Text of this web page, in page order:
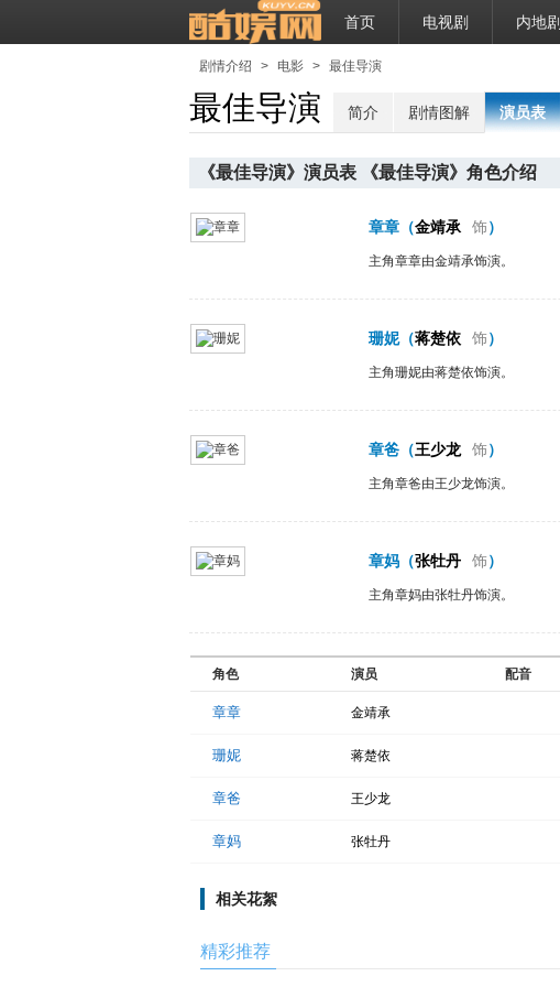
首页 电视剧 内地剧
剧情介绍 > 电影 > 最佳导演
最佳导演 简介 剧情图解 演员表
《最佳导演》演员表 《最佳导演》角色介绍
章章 （金靖承 饰）
主角章章由金靖承饰演。
珊妮（蒋楚依 饰）
主角珊妮由蒋楚依饰演。
章爸 （王少龙 饰）
主角章爸由王少龙饰演。
章妈 （张牡丹 饰）
主角章妈由张牡丹饰演。
角色 演员 配音
章章 金靖承
珊妮 蒋楚依
章爸 王少龙
章妈 张牡丹
相关花絮
精彩推荐